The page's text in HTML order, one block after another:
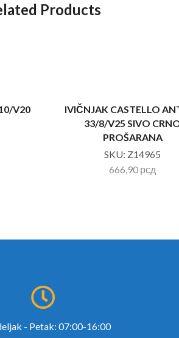
Products
V20
IVIČNJAK CASTELLO
33/8/V25 SIVO
PROŠARANA
SKU: Z14965
666,90 рсд
- Petak: 07:00-16:00